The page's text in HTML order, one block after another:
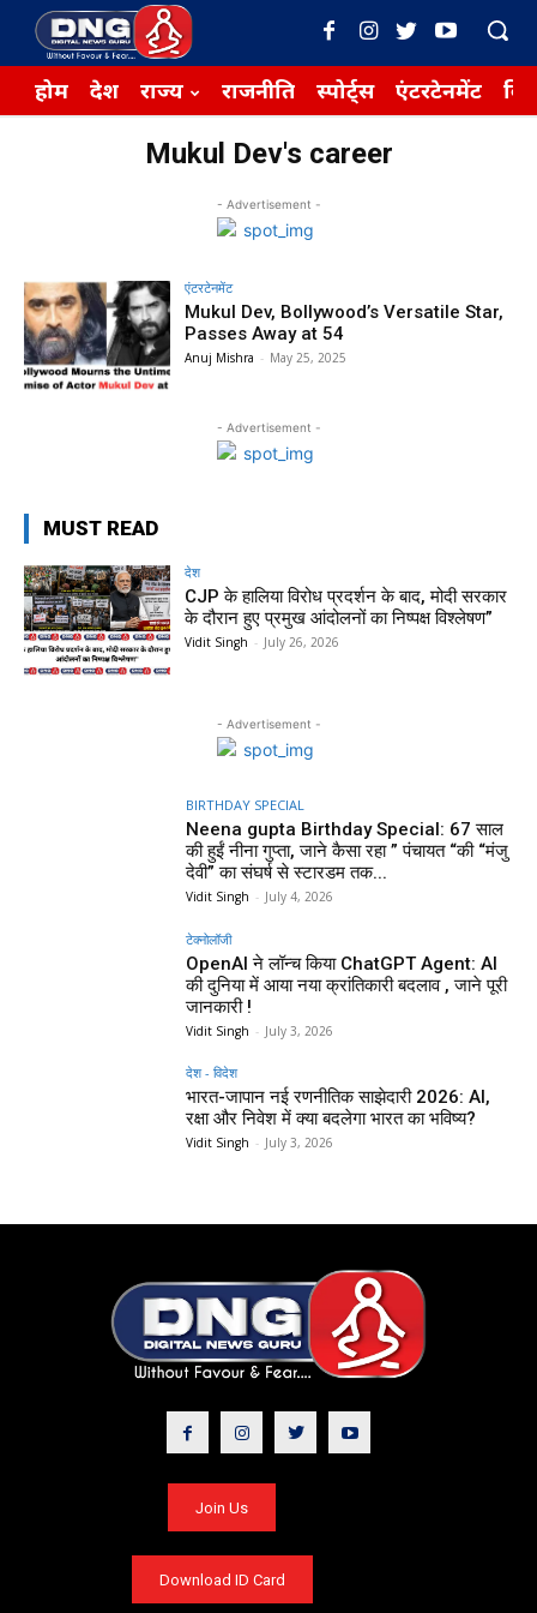
होम देश राज्य राजनीति स्पोर्ट्स एंटरटेनमेंट
Mukul Dev's career
- Advertisement -
एंटरटेनमेंट
Mukul Dev, Bollywood’s Versatile Star,
Passes Away at 54
Anuj Mishra - May 25, 2025
- Advertisement -
MUST READ
देश
CJP के हालिया विरोध प्रदर्शन के बाद, मोदी सरकार
के दौरान हुए प्रमुख आंदोलनों का निष्पक्ष विश्लेषण”
Vidit Singh - July 26, 2026
- Advertisement -
BIRTHDAY SPECIAL
Neena gupta Birthday Special: 67 साल
की हुईं नीना गुप्ता, जाने कैसा रहा ” पंचायत “की “मंजु
देवी” का संघर्ष से स्टारडम तक...
Vidit Singh - July 4, 2026
टेक्नोलॉजी
OpenAI ने लॉन्च किया ChatGPT Agent: AI
की दुनिया में आया नया क्रांतिकारी बदलाव , जाने पूरी
जानकारी !
Vidit Singh - July 3, 2026
देश - विदेश
भारत-जापान नई रणनीतिक साझेदारी 2026: AI,
रक्षा और निवेश में क्या बदलेगा भारत का भविष्य?
Vidit Singh - July 3, 2026
Join Us
Download ID Card